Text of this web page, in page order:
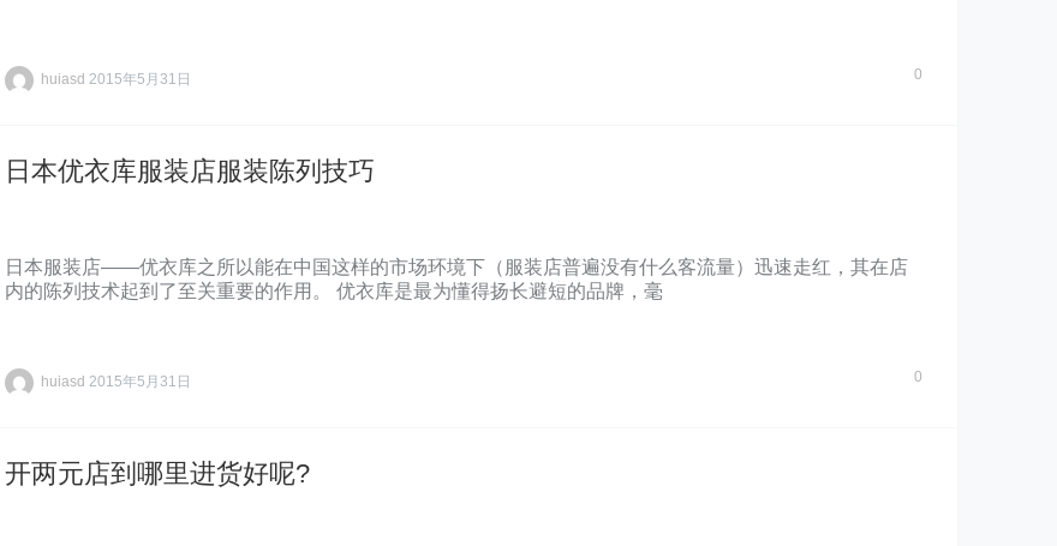
huiasd 2015年5月31日 0
日本优衣库服装店服装陈列技巧
日本服装店——优衣库之所以能在中国这样的市场环境下（服装店普遍没有什么客流量）迅速走红，其在店
内的陈列技术起到了至关重要的作用。 优衣库是最为懂得扬长避短的品牌，毫
huiasd 2015年5月31日 0
开两元店到哪里进货好呢?